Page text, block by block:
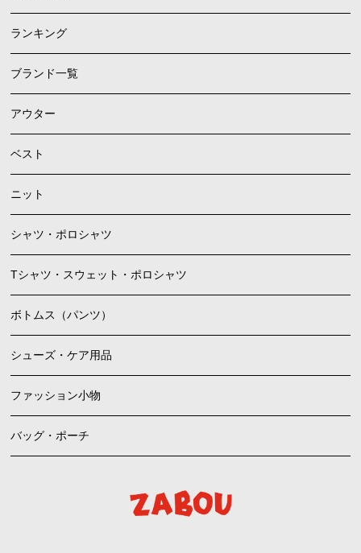
ランキング
ブランド一覧
アウター
ベスト
ニット
シャツ・ポロシャツ
Tシャツ・スウェット・ポロシャツ
ボトムス（パンツ）
シューズ・ケア用品
ファッション小物
バッグ・ポーチ